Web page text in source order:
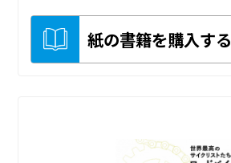
紙の書籍を購入する